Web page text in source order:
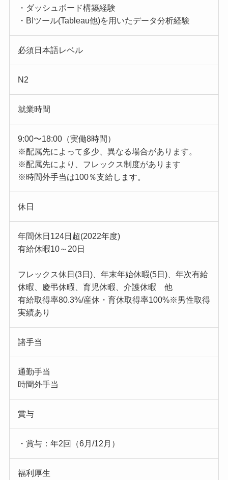
・ダッシュボード構築経験
・BIツール(Tableau他)を用いたデータ分析経験
必須日本語レベル
N2
就業時間
9:00〜18:00（実働8時間）
※配属先によって多少、異なる場合があります。
※配属先により、フレックス制度があります
※時間外手当は100％支給します。
休日
年間休日124日超(2022年度)
有給休暇10～20日
フレックス休日(3日)、年末年始休暇(5日)、年次有給
休暇、慶弔休暇、育児休暇、介護休暇 他
有給取得率80.3%/産休・育休取得率100%※男性取得
実績あり
諸手当
通勤手当
時間外手当
賞与
・賞与：年2回（6月/12月）
福利厚生